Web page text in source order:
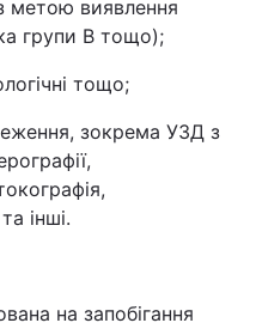
метою виявлення
групи В тощо);
тощо;
зокрема УЗД з
інші.
на запобігання